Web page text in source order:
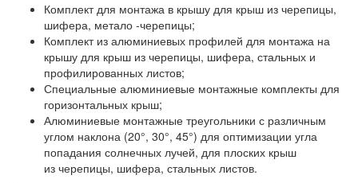
Комплект для монтажа в крышу для крыш из черепицы,
шифера, метало -черепицы;
Комплект из алюминиевых профилей для монтажа на
крышу для крыш из черепицы, шифера, стальных и
профилированных листов;
Специальные алюминиевые монтажные комплекты для
горизонтальных крыш;
Алюминиевые монтажные треугольники с различным
углом наклона (20°, 30°, 45°) для оптимизации угла
попадания солнечных лучей, для плоских крыш
из черепицы, шифера, стальных листов.